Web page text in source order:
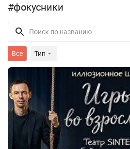
#фокусники
Все Тип